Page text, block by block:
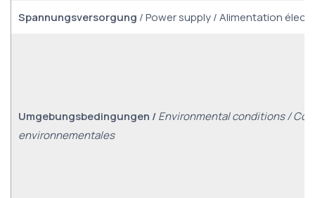
Spannungsversorgung / Power supply / Alimentation
Umgebungsbedingungen /Environmental conditions /
environnementales